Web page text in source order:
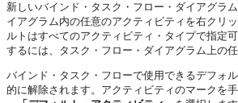
新しいバインド・タスク・フロー・ダイアグラ
イアグラム内の任意のアクティビティを右クリッ
ルトはすべてのアクティビティ・タイプで指定
するには、タスク・フロー・ダイアグラム上の
バインド・タスク・フローで使用できるデフォ
的に解除されます。アクティビティのマークを